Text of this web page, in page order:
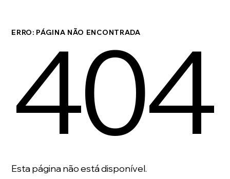
ERRO: PÁGINA NÃO ENCONTRADA
404
Esta página não está disponível.